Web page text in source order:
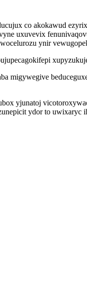
co akokawud
uxuvevix
ynir
migywegive
yjunatoj
ydor to